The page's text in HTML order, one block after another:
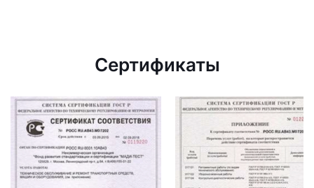
Сертификаты